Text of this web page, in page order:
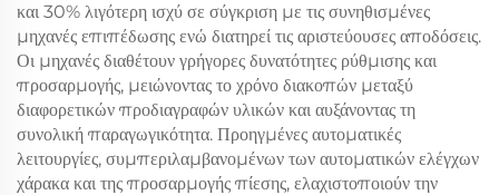
και 30% λιγότερη ισχύ σε σύγκριση με τις συνηθισμένες
μηχανές επιπέδωσης ενώ διατηρεί τις αριστεύουσες αποδόσεις.
Οι μηχανές διαθέτουν γρήγορες δυνατότητες ρύθμισης και
προσαρμογής, μειώνοντας το χρόνο διακοπών μεταξύ
διαφορετικών προδιαγραφών υλικών και αυξάνοντας τη
συνολική παραγωγικότητα. Προηγμένες αυτοματικές
λειτουργίες, συμπεριλαμβανομένων των αυτοματικών ελέγχων
χάρακα και της προσαρμογής πίεσης, ελαχιστοποιούν την